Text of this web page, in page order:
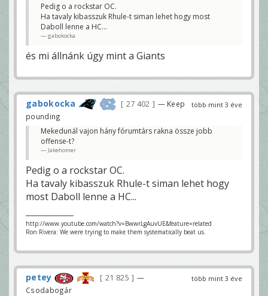
Pedig o a rockstar OC.
Ha tavaly kibasszuk Rhule-t siman lehet hogy most
Daboll lenne a HC...
gabokocka
és mi állnánk úgy mint a Giants
több mint 3 éve
gabokocka 27 402
— Keep
pounding
Mekedunál vajon hány fórumtárs rakna össze jobb
offense-t?
Jakehomer
Pedig o a rockstar OC.
Ha tavaly kibasszuk Rhule-t siman lehet hogy
most Daboll lenne a HC...
http://www.youtube.com/watch?v=BwwrLgAuvUE&feature=related
Ron Rivera: We were trying to make them systematically beat us.
több mint 3 éve
petey 21 825
—
Csodabogár